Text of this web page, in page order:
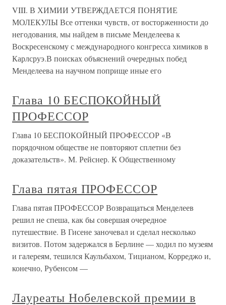
VIII. В ХИМИИ УТВЕРЖДАЕТСЯ ПОНЯТИЕ
МОЛЕКУЛЫ Все оттенки чувств, от восторженности до
негодования, мы найдем в письме Менделеева к
Воскресенскому с международного конгресса химиков в
Карлсруэ.В поисках объяснений очередных побед
Менделеева на научном поприще иные его
Глава 10 БЕСПОКОЙНЫЙ
ПРОФЕССОР
Глава 10 БЕСПОКОЙНЫЙ ПРОФЕССОР «В
порядочном обществе не повторяют сплетни без
доказательств». М. Рейснер. К Общественному
Глава пятая ПРОФЕССОР
Глава пятая ПРОФЕССОР Возвращаться Менделеев
решил не спеша, как бы совершая очередное
путешествие. В Гисене заночевал и сделал несколько
визитов. Потом задержался в Берлине — ходил по музеям
и галереям, тешился Каульбахом, Тицианом, Корреджо и,
конечно, Рубенсом —
Лауреаты Нобелевской премии в